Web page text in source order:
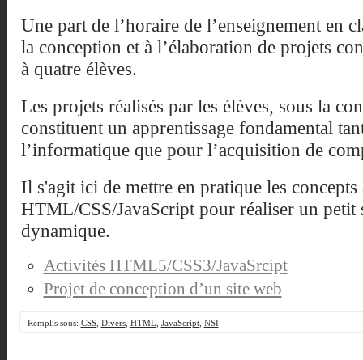
Une part de l’horaire de l’enseignement en
la conception et à l’élaboration de projets
à quatre élèves.
Les projets réalisés par les élèves, sous la
constituent un apprentissage fondamental
l’informatique que pour l’acquisition de
Il s'agit ici de mettre en pratique les
HTML/CSS/JavaScript pour réaliser un petit
dynamique.
Activités HTML5/CSS3/JavaSrcipt
Projet de conception d’un site web
Remplis sous: CSS, Divers, HTML, JavaScript, NSI